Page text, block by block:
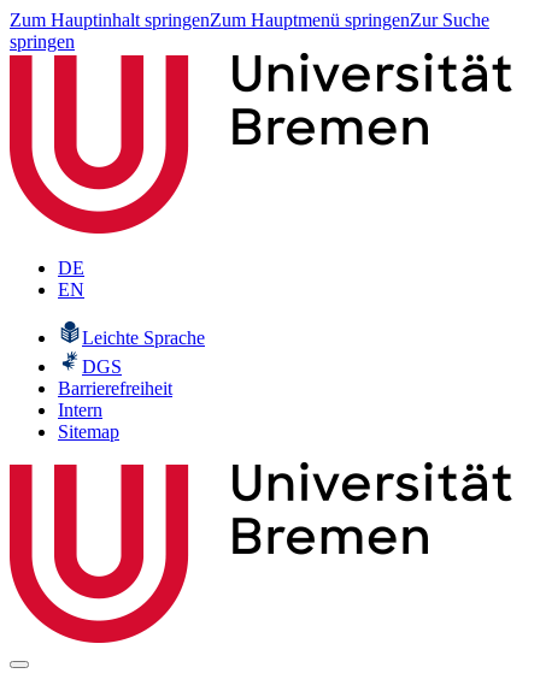
Zum Hauptinhalt springenZum Hauptmenü springenZur Suche
springen
DE
EN
Leichte Sprache
DGS
Barrierefreiheit
Intern
Sitemap